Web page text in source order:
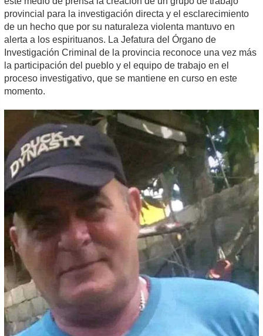
provincial para la investigación directa y el esclarecimiento
de un hecho que por su naturaleza violenta mantuvo en
alerta a los espirituanos. La Jefatura del Órgano de
Investigación Criminal de la provincia reconoce una vez más
la participación del pueblo y el equipo de trabajo en el
proceso investigativo, que se mantiene en curso en este
momento.